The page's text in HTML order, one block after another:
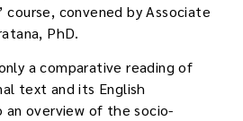
course, convened by Associate
PhD.
a comparative reading of
text and its English
an overview of the socio-